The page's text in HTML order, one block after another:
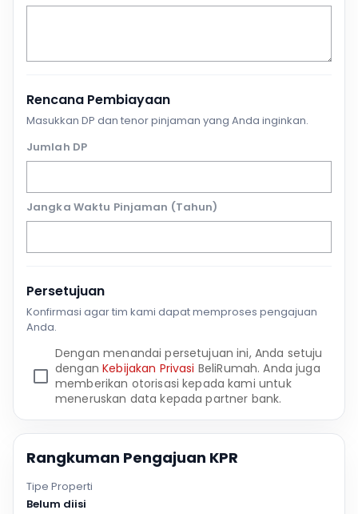
Rencana Pembiayaan
Masukkan DP dan tenor pinjaman yang Anda inginkan.
Jumlah DP
Jangka Waktu Pinjaman (Tahun)
Persetujuan
Konfirmasi agar tim kami dapat memproses pengajuan
Anda.
Dengan menandai persetujuan ini, Anda setuju
denganKebijakan Privasi BeliRumah. Anda juga
memberikan otorisasi kepada kami untuk
meneruskan data kepada partner bank.
Rangkuman Pengajuan KPR
Tipe Properti
Belum diisi